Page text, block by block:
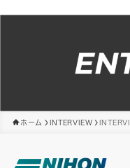
ホーム INTERVIEW